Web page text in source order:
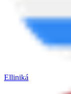
Elliniká